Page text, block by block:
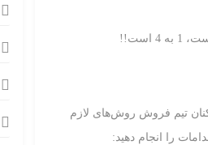
تیم فروش روش‌های لازم
را انجام دهید: